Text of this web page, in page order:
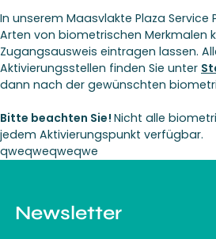
In unserem Maasvlakte Plaza Service
Arten von biometrischen Merkmalen
Zugangsausweis eintragen lassen.
Aktivierungsstellen finden Sie unter
dann nach der gewünschten
Bitte beachten Sie! Nicht alle
jedem Aktivierungspunkt verfügbar.
qweqweqweqwe
Newsletter